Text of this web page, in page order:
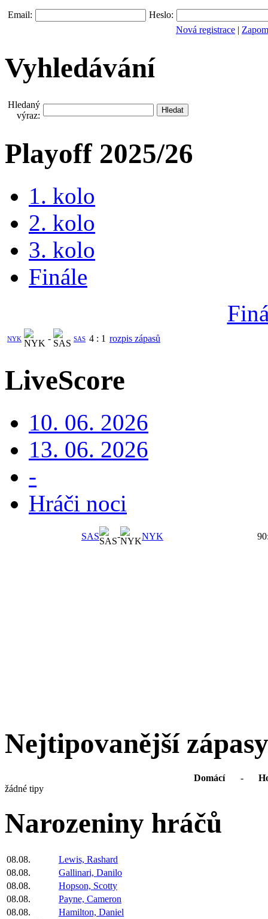
Email:
Heslo:
Nová registrace |
Vyhledávání
Hledaný
výraz:
Playoff 2025/26
1. kolo
2. kolo
3. kolo
Finále
NYK - SAS 4 : 1 rozpis zápasů
LiveScore
10. 06. 2026
13. 06. 2026
-
Hráči noci
SAS - NYK 90
Nejtipovanější zápasy
Domácí -
žádné tipy
Narozeniny hráčů
08.08.
Lewis, Rashard
08.08.
Gallinari, Danilo
08.08.
Hopson, Scotty
08.08.
Payne, Cameron
08.08.
Hamilton, Daniel